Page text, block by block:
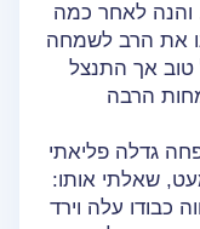
והנה לאחר כמה
את הרב לשמחה
אך התנצל
הרבה
גדלה פליאתי
שאלתי אותו:
כבודו עלה וירד